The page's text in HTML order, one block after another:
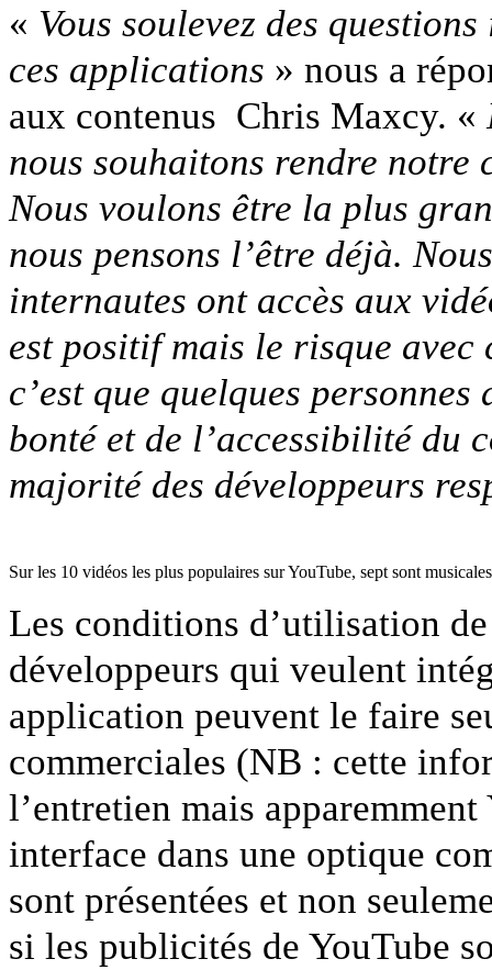
« Vous soulevez des
ces applications » nous a
aux contenus Chris Maxcy. «
nous souhaitons rendre notre
Nous voulons être la plus
nous pensons l’être déjà.
internautes ont accès aux
est positif mais le risque avec
c’est que quelques
bonté et de l’accessibilité du
majorité des développeurs
Sur les 10 vidéos les plus populaires sur YouTube, sept sont musicales
Les conditions d’utilisation
développeurs qui veulent
application peuvent le faire
commerciales (NB : cette
l’entretien mais
interface dans une optique
sont présentées et non
si les publicités de YouTube